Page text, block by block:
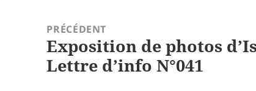
PRÉCÉDENT
Article
précédent :
Exposition de photos
Lettre d’info N°041